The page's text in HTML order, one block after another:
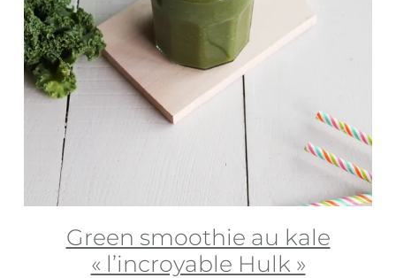
Green smoothie au kale
« l’incroyable Hulk »